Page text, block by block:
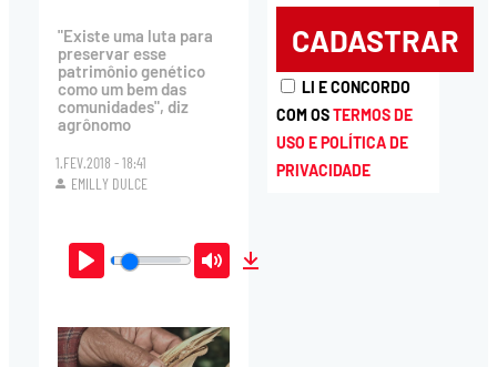
"Existe uma luta para
preservar esse
patrimônio genético
como um bem das
comunidades", diz
agrônomo
1.FEV.2018 - 18:41
EMILLY DULCE
Play Mute
LI E CONCORDO
COM OSTERMOS DE
USO E POLÍTICA DE
PRIVACIDADE